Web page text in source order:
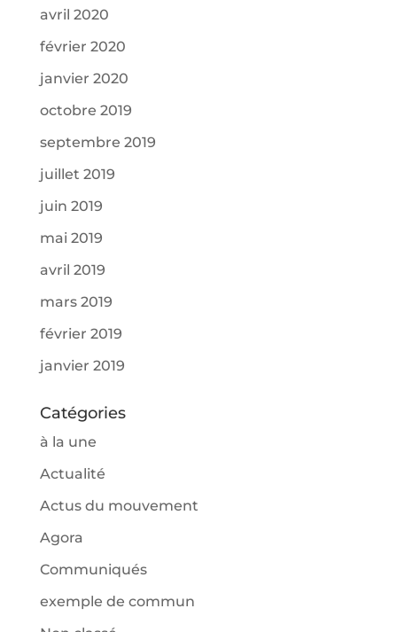
avril 2020
février 2020
janvier 2020
octobre 2019
septembre 2019
juillet 2019
juin 2019
mai 2019
avril 2019
mars 2019
février 2019
janvier 2019
Catégories
à la une
Actualité
Actus du mouvement
Agora
Communiqués
exemple de commun